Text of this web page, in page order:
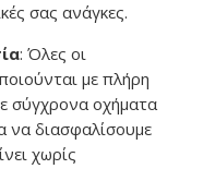
σας ανάγκες.
: Όλες οι
με πλήρη
σύγχρονα οχήματα
να διασφαλίσουμε
χωρίς